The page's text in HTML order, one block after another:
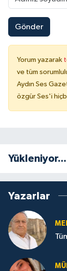
Gönder
Yorum yazarak
ve tüm
Aydın Ses
özgür Ses'i
Yükleniyor...
Yazarlar